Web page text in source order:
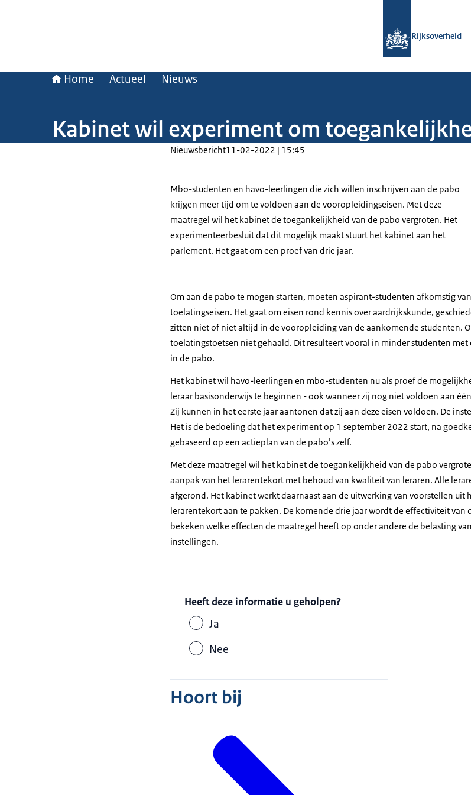
Rijksoverheid
Home Actueel Nieuws
Kabinet wil experiment om
Nieuwsbericht11-02-2022 | 15:45
Mbo-studenten en havo-leerlingen die zich willen inschrijven aan de pabo
krijgen meer tijd om te voldoen aan de vooropleidingseisen. Met deze
maatregel wil het kabinet de toegankelijkheid van de pabo vergroten. Het
experimenteerbesluit dat dit mogelijk maakt stuurt het kabinet aan het
parlement. Het gaat om een proef van drie jaar.
Om aan de pabo te mogen starten, moeten aspirant-studenten afkomstig
toelatingseisen. Het gaat om eisen rond kennis over aardrijkskunde,
zitten niet of niet altijd in de vooropleiding van de aankomende studenten.
toelatingstoetsen niet gehaald. Dit resulteert vooral in minder studenten
in de pabo.
Het kabinet wil havo-leerlingen en mbo-studenten nu als proef de
leraar basisonderwijs te beginnen - ook wanneer zij nog niet voldoen aan
Zij kunnen in het eerste jaar aantonen dat zij aan deze eisen voldoen. De
Het is de bedoeling dat het experiment op 1 september 2022 start, na
gebaseerd op een actieplan van de pabo’s zelf.
Met deze maatregel wil het kabinet de toegankelijkheid van de pabo
aanpak van het lerarentekort met behoud van kwaliteit van leraren. Alle
afgerond. Het kabinet werkt daarnaast aan de uitwerking van voorstellen
lerarentekort aan te pakken. De komende drie jaar wordt de effectiviteit van
bekeken welke effecten de maatregel heeft op onder andere de belasting
instellingen.
Heeft deze informatie u geholpen?
Ja
Nee
Hoort bij